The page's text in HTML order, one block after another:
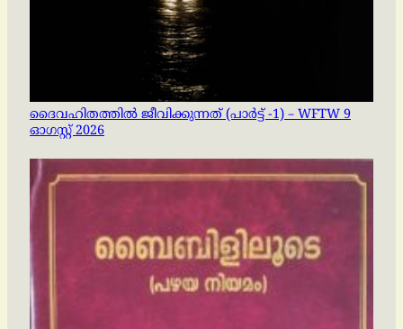
ദൈവഹിതത്തിൽ ജീവിക്കുന്നത് (പാർട്ട് -1) – WFTW 9
ഓഗസ്റ്റ് 2026